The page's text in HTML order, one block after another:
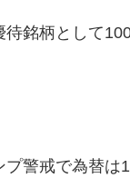
待銘柄として
プ警戒で為替